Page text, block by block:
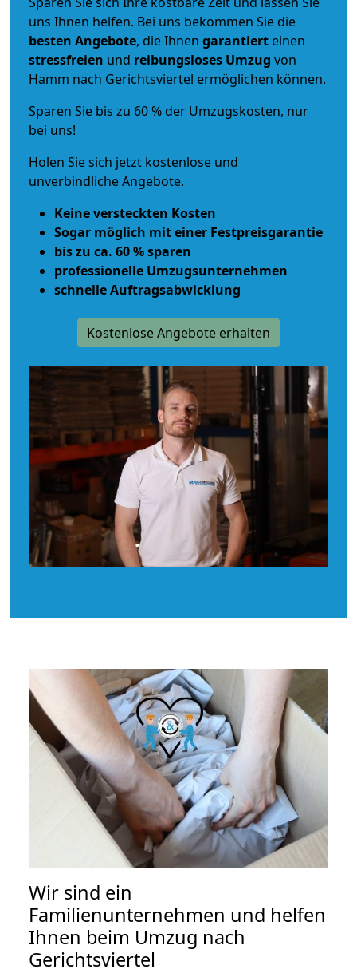
uns Ihnen helfen. Bei uns bekommen Sie die
besten Angebote, die Ihnen garantiert einen
stressfreien und reibungsloses Umzug von
Hamm nach Gerichtsviertel ermöglichen können.
Sparen Sie bis zu 60 % der Umzugskosten, nur
bei uns!
Holen Sie sich jetzt kostenlose und
unverbindliche Angebote.
Keine versteckten Kosten
Sogar möglich mit einer Festpreisgarantie
bis zu ca. 60 % sparen
professionelle Umzugsunternehmen
schnelle Auftragsabwicklung
Kostenlose Angebote erhalten
Wir sind ein
Familienunternehmen und helfen
Ihnen beim Umzug nach
Gerichtsviertel